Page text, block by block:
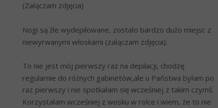
(Załączam zdjęcia)
Nogi są źle wydepilowane, zostało bardzo dużo miejsc z
niewyrwanymi włoskami (załączam zdjęcia).
To nie jest mój pierwszy raz na depilacji, chodzę
regularnie do różnych gabinetów,ale u Państwa byłam po
raz pierwszy i nie spotkałam się wcześniej z takim czymś.
Korzystałam wcześniej z wosku w rolce i wiem, że to nie